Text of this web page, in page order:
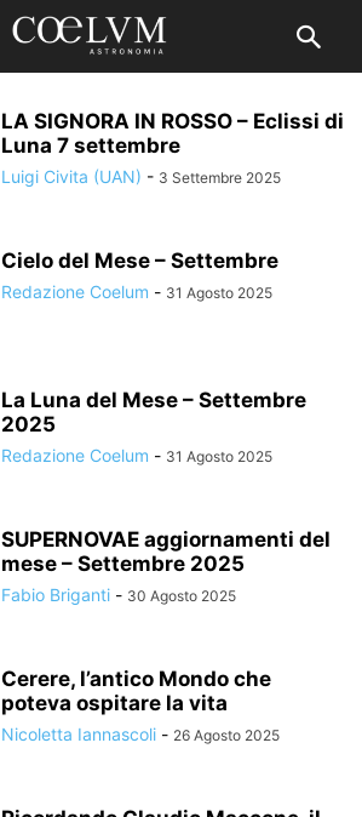
LA SIGNORA IN ROSSO – Eclissi di
Luna 7 settembre
Luigi Civita (UAN) - 3 Settembre 2025
Cielo del Mese – Settembre
Redazione Coelum - 31 Agosto 2025
La Luna del Mese – Settembre
2025
Redazione Coelum - 31 Agosto 2025
SUPERNOVAE aggiornamenti del
mese – Settembre 2025
Fabio Briganti - 30 Agosto 2025
Cerere, l’antico Mondo che
poteva ospitare la vita
Nicoletta Iannascoli - 26 Agosto 2025